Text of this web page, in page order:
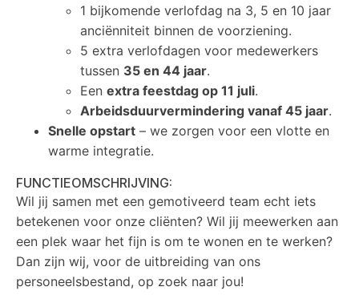
1 bijkomende verlofdag na 3, 5 en 10 jaar
anciënniteit binnen de voorziening.
5 extra verlofdagen voor medewerkers
tussen 35 en 44 jaar.
Een extra feestdag op 11 juli.
Arbeidsduurvermindering vanaf 45 jaar.
Snelle opstart – we zorgen voor een vlotte en
warme integratie.
FUNCTIEOMSCHRIJVING:
Wil jij samen met een gemotiveerd team echt iets
betekenen voor onze cliënten? Wil jij meewerken aan
een plek waar het fijn is om te wonen en te werken?
Dan zijn wij, voor de uitbreiding van ons
personeelsbestand, op zoek naar jou!